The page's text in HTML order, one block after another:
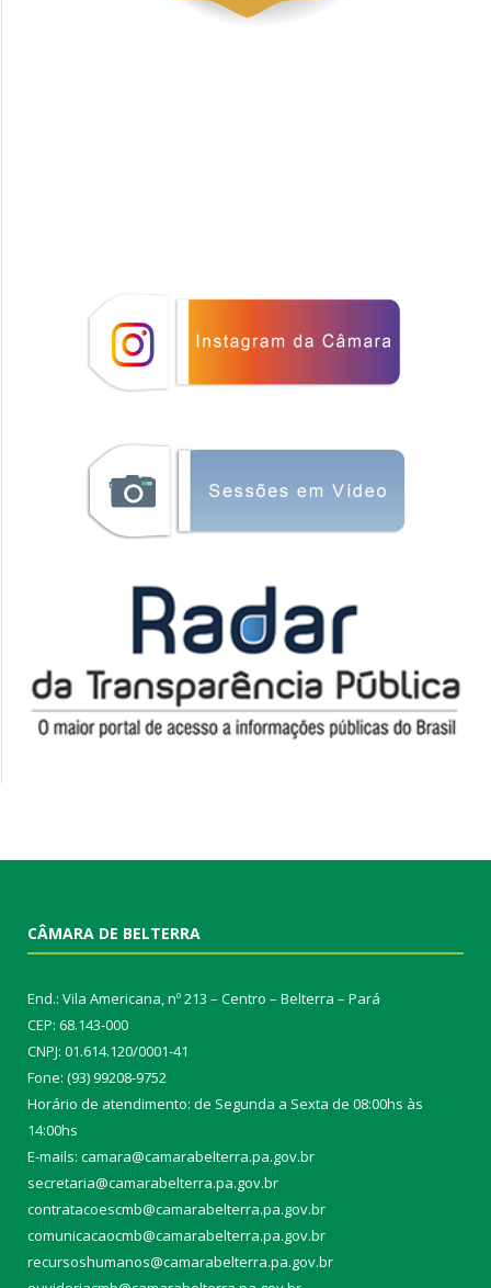
CÂMARA DE BELTERRA
End.: Vila Americana, nº 213 – Centro – Belterra – Pará
CEP: 68.143-000
CNPJ: 01.614.120/0001-41
Fone: (93) 99208-9752
Horário de atendimento: de Segunda a Sexta de 08:00hs às
14:00hs
E-mails: camara@camarabelterra.pa.gov.br
secretaria@camarabelterra.pa.gov.br
contratacoescmb@camarabelterra.pa.gov.br
comunicacaocmb@camarabelterra.pa.gov.br
recursoshumanos@camarabelterra.pa.gov.br